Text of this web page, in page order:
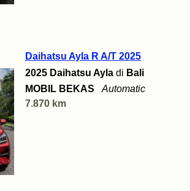
Daihatsu Ayla R A/T 2025
2025 Daihatsu Ayla di Bali
MOBIL BEKAS
Automatic
7.870 km